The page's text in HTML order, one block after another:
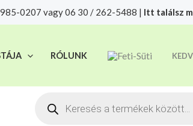
0207 vagy 06 30 / 262-5488 | Itt találsz
RÓLUNK
Products
felelősségre adjuk át